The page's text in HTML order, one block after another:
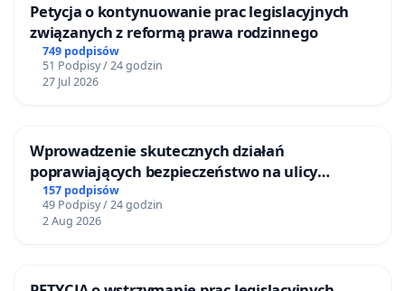
Petycja o kontynuowanie prac legislacyjnych
związanych z reformą prawa rodzinnego
749 podpisów
51 Podpisy / 24 godzin
27 Jul 2026
Wprowadzenie skutecznych działań
poprawiających bezpieczeństwo na ulicy
Żeromskiego w Otwocku
157 podpisów
49 Podpisy / 24 godzin
2 Aug 2026